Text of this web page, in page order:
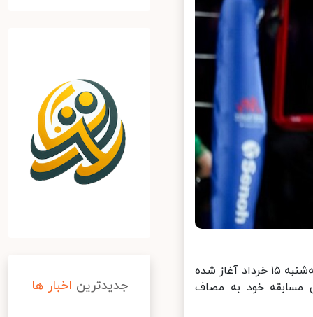
هفته دوم مرحله مقدماتی ششمین دوره لیگ ملت‌ها در گروه مردان از روز سه‌شنبه ۱۵ خرداد آغاز شده
۱۸ خرداد) در هفتمین مسابقه خود به مصاف
جدیدترین اخبار ها